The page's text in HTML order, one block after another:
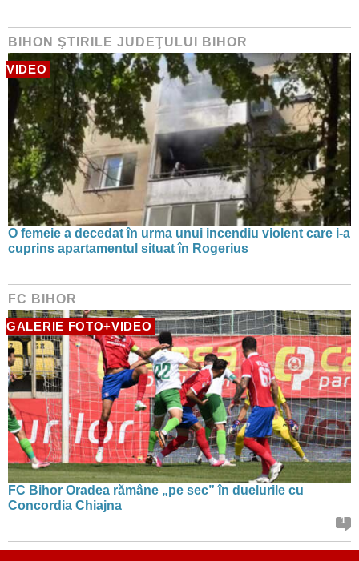
BIHON ŞTIRILE JUDEŢULUI BIHOR
VIDEO
O femeie a decedat în urma unui incendiu violent care i-a
cuprins apartamentul situat în Rogerius
FC BIHOR
GALERIE FOTO+VIDEO
FC Bihor Oradea rămâne „pe sec” în duelurile cu
Concordia Chiajna
1